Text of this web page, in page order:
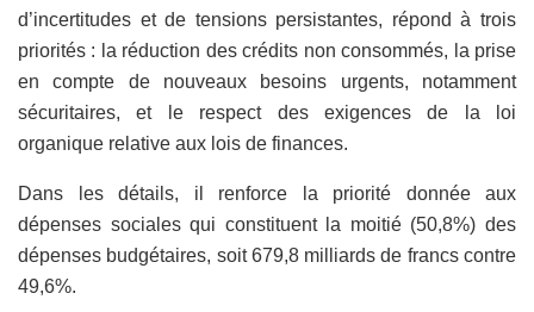
d’incertitudes et de tensions persistantes, répond à trois
priorités : la réduction des crédits non consommés, la prise
en compte de nouveaux besoins urgents, notamment
sécuritaires, et le respect des exigences de la loi
organique relative aux lois de finances.
Dans les détails, il renforce la priorité donnée aux
dépenses sociales qui constituent la moitié (50,8%) des
dépenses budgétaires, soit 679,8 milliards de francs contre
49,6%.